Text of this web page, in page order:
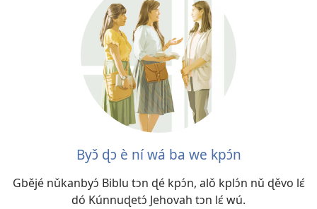
Byɔ̌ ɖɔ è ní wá ba we kpɔ́n
Gbějé nǔkanbyɔ́ Biblu tɔn ɖé kpɔ́n, alǒ kplɔ́n nǔ ɖěvo lɛ́
dó Kúnnuɖetɔ́ Jehovah tɔn lɛ́ wú.